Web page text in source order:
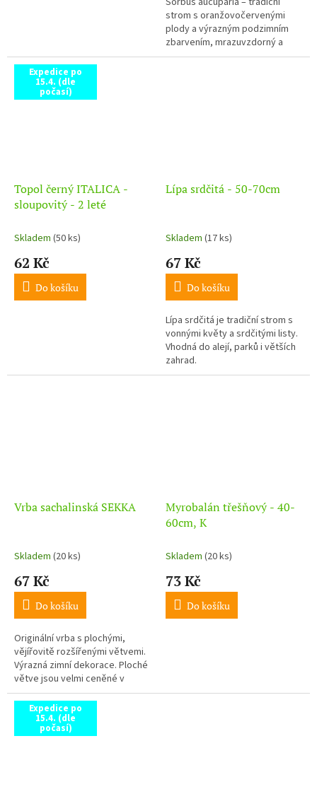
strom s oranžovočervenými
plody a výrazným podzimním
zbarvením, mrazuvzdorný a
nenáročný. „pro ptactvo“
Expedice po
15.4. (dle
počasí)
Topol černý ITALICA -
sloupovitý - 2 leté
Skladem (50 ks)
62 Kč
Do košíku
Lípa srdčitá - 50-70cm
Skladem (17 ks)
67 Kč
Do košíku
Lípa srdčitá je tradiční strom s
vonnými květy a srdčitými listy.
Vhodná do alejí, parků i větších
zahrad.
Vrba sachalinská SEKKA
Skladem (20 ks)
67 Kč
Do košíku
Originální vrba s plochými,
vějířovitě rozšířenými větvemi.
Výrazná zimní dekorace. Ploché
větve jsou velmi ceněné v
aranžování – často se používají
do moderních suchých...
Myrobalán třešňový - 40-
60cm, K
Skladem (20 ks)
73 Kč
Do košíku
Expedice po
15.4. (dle
počasí)